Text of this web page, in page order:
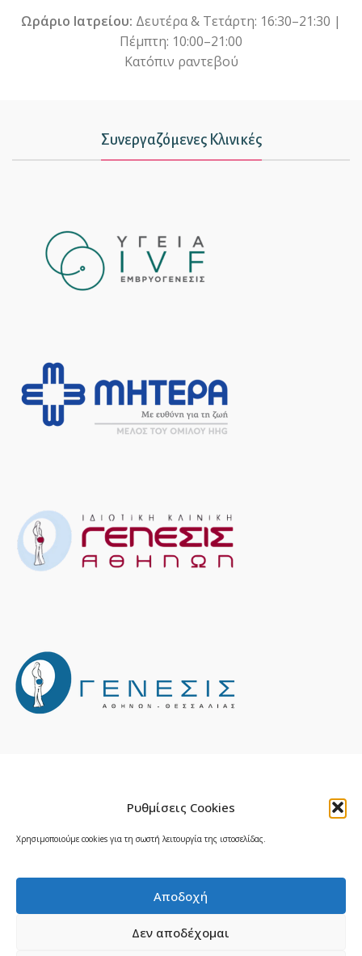
Ρυθμίσεις Cookies
Χρησιμοποιούμε cookies για τη σωστή λειτουργία της ιστοσελίδας.
Αποδοχή
Δεν αποδέχομαι
Ωράριο Ιατρείου: Δευτέρα & Τετάρτη: 16:30–21:30 |
Πέμπτη: 10:00–21:00
Κατόπιν ραντεβού
Συνεργαζόμενες Κλινικές
© 2026 Δρ. Σεραφείμ Πούσιας — Μαιευτήρας
Γυναικολόγος, Κηφισιά | Κατασκευή ιστοσελίδας:
Cookies